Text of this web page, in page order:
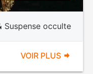
Suspense occulte
VOIR PLUS